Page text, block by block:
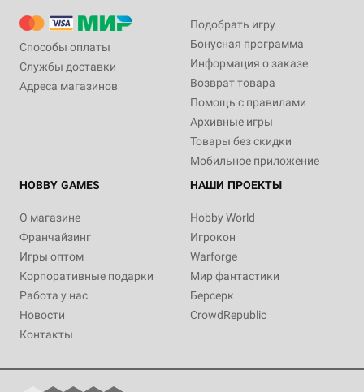
Способы оплаты
Службы доставки
Адреса магазинов
Подобрать игру
Бонусная программа
Информация о заказе
Возврат товара
Помощь с правилами
Архивные игры
Товары без скидки
Мобильное приложение
HOBBY GAMES
О магазине
Франчайзинг
Игры оптом
Корпоративные подарки
Работа у нас
Новости
Контакты
НАШИ ПРОЕКТЫ
Hobby World
Игрокон
Warforge
Мир фантастики
Берсерк
CrowdRepublic